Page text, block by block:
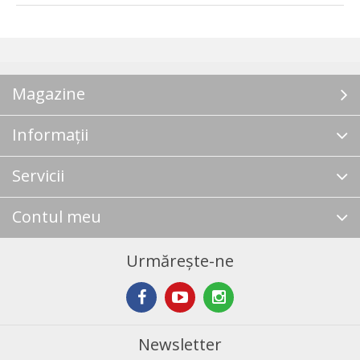
Magazine
Informații
Servicii
Contul meu
Urmărește-ne
Newsletter